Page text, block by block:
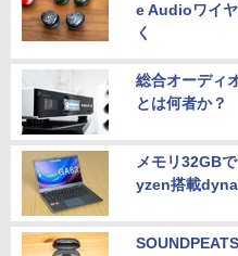
e Audioワイ
く
総合オーディ
とは何者か？
メモリ32GB
yzen搭載